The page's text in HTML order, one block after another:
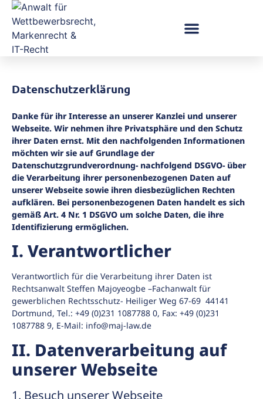
Datenschutzerklärung
Danke für ihr Interesse an unserer Kanzlei und unserer
Webseite. Wir nehmen ihre Privatsphäre und den Schutz
ihrer Daten ernst. Mit den nachfolgenden Informationen
möchten wir sie auf Grundlage der
Datenschutzgrundverordnung- nachfolgend DSGVO- über
die Verarbeitung ihrer personenbezogenen Daten auf
unserer Webseite sowie ihren diesbezüglichen Rechten
aufklären. Bei personenbezogenen Daten handelt es sich
gemäß Art. 4 Nr. 1 DSGVO um solche Daten, die ihre
Identifizierung ermöglichen.
I. Verantwortlicher
Verantwortlich für die Verarbeitung ihrer Daten ist
Rechtsanwalt Steffen Majoyeogbe –Fachanwalt für
gewerblichen Rechtsschutz- Heiliger Weg 67-69 44141
Dortmund, Tel.: +49 (0)231 1087788 0, Fax: +49 (0)231
1087788 9, E-Mail: info@maj-law.de
II. Datenverarbeitung auf
unserer Webseite
1. Besuch unserer Webseite